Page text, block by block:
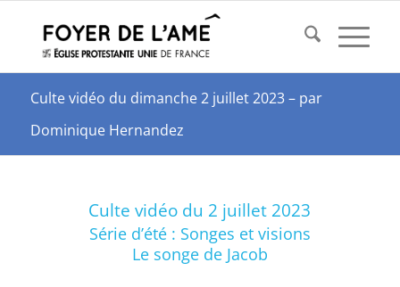
Culte vidéo du dimanche 2 juillet 2023 – par
Dominique Hernandez
Culte vidéo du 2 juillet 2023
Série d’été : Songes et visions
Le songe de Jacob